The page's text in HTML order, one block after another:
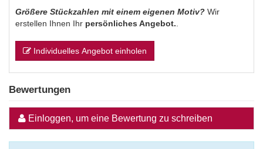
Größere Stückzahlen mit einem eigenen Motiv? Wir
erstellen Ihnen Ihr persönliches Angebot.
Individuelles Angebot einholen
Bewertungen
Einloggen, um eine Bewertung zu schreiben